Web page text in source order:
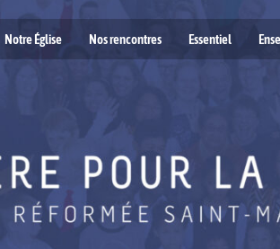
Notre Église Nos rencontres Essentiel